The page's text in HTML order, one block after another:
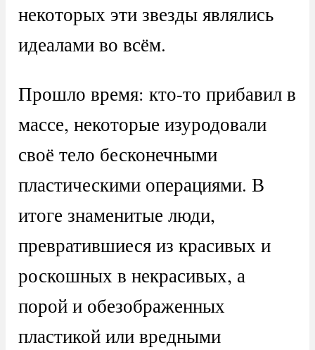
некоторых эти звезды являлись
идеалами во всём.
Прошло время: кто-то прибавил в
массе, некоторые изуродовали
своё тело бесконечными
пластическими операциями. В
итоге знаменитые люди,
превратившиеся из красивых и
роскошных в некрасивых, а
порой и обезображенных
пластикой или вредными